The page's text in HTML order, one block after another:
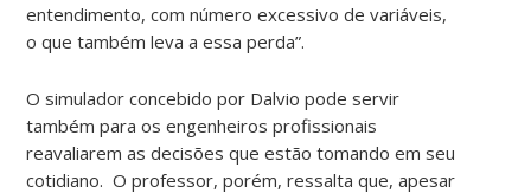
entendimento, com número excessivo de variáveis,
o que também leva a essa perda”.
O simulador concebido por Dalvio pode servir
também para os engenheiros profissionais
reavaliarem as decisões que estão tomando em seu
cotidiano. O professor, porém, ressalta que, apesar